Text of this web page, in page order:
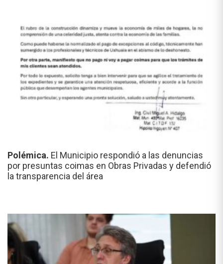
Polémica. El Municipio respondió a las denuncias
por presuntas coimas en Obras Privadas y defendió
la transparencia del área